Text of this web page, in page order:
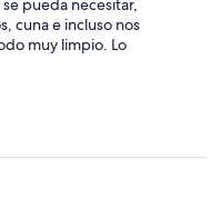
pueda necesitar,
cuna e incluso nos
muy limpio. Lo